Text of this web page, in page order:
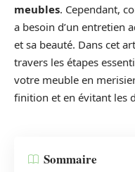
meubles. Cependant,
a besoin d’un entretien
et sa beauté. Dans cet
travers les étapes
votre meuble en
finition et en évitant les
Sommaire